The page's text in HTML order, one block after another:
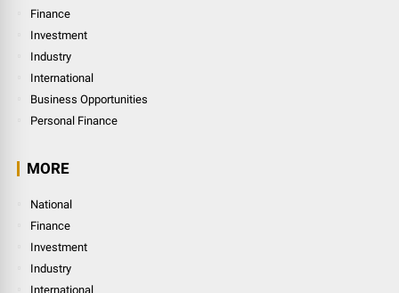
Finance
Investment
Industry
International
Business Opportunities
Personal Finance
MORE
National
Finance
Investment
Industry
International